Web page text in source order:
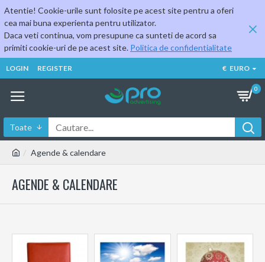
Atentie! Cookie-urile sunt folosite pe acest site pentru a oferi
cea mai buna experienta pentru utilizator.
Daca veti continua, vom presupune ca sunteti de acord sa
primiti cookie-uri de pe acest site. Politica de confidentialitate
LOGIN REGISTER € EURO
0
Toate
Agende & calendare
AGENDE & CALENDARE